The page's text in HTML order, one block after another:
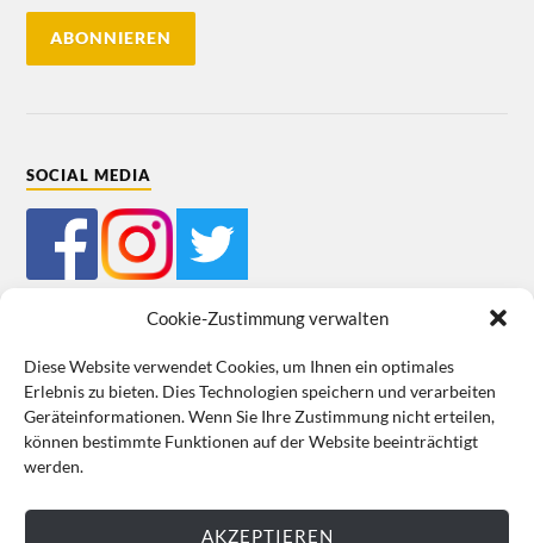
Cookie-Zustimmung verwalten
Diese Website verwendet Cookies, um Ihnen ein optimales
Erlebnis zu bieten. Dies Technologien speichern und verarbeiten
Geräteinformationen. Wenn Sie Ihre Zustimmung nicht erteilen,
können bestimmte Funktionen auf der Website beeinträchtigt
werden.
AKZEPTIEREN
SOCIAL MEDIA
Mein Bestellkonto Kundeninformationen Datenschutz
Cookie-Richtlinie (EU) Impressum
VERTRAG WIDERRUFEN